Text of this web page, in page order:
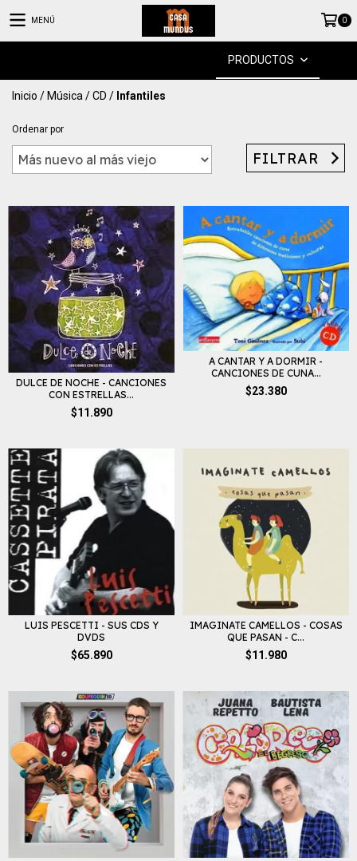
MENÚ 0
PRODUCTOS
Inicio / Música /CD / Infantiles
Ordenar por
FILTRAR
DULCE DE NOCHE - CANCIONES
CON ESTRELLAS...
$11.890
A CANTAR Y A DORMIR -
CANCIONES DE CUNA...
$23.380
LUIS PESCETTI - SUS CDS Y
DVDS
$65.890
IMAGINATE CAMELLOS - COSAS
QUE PASAN - C...
$11.980